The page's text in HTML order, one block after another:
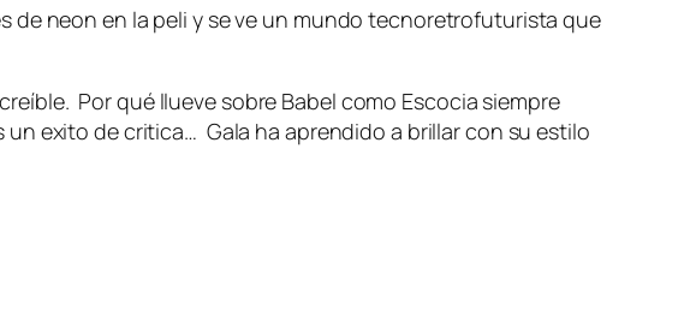
de neon en la peli y se ve un mundo tecnoretrofuturista que
Por qué llueve sobre Babel como Escocia siempre
exito de critica… Gala ha aprendido a brillar con su estilo